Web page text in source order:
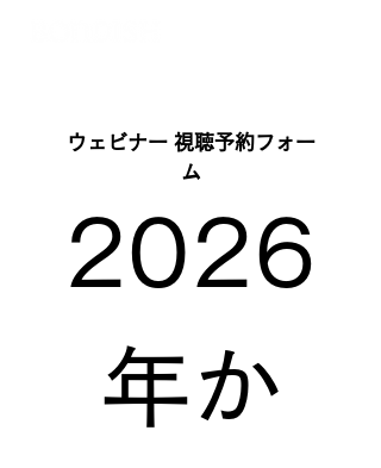
ウェビナー 視聴予約フォー
ム
2026
年か